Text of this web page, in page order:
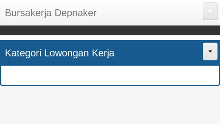
Bursakerja Depnaker
About Me
Disclaimer
Kategori Lowongan Kerja